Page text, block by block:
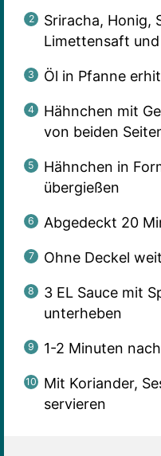
Sriracha, Honig,
Limettensaft
Öl in Pfanne
Hähnchen mit
von beiden
Hähnchen in
übergießen
Abgedeckt 20
Ohne Deckel
3 EL Sauce mit
unterheben
1-2 Minuten
Mit Koriander,
servieren